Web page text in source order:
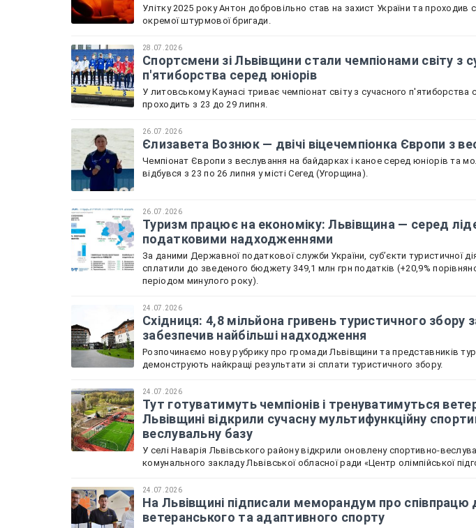
Улітку 2025 року Антон добровільно став на захист України та проходив
окремої штурмової бригади.
28.07.2026
Спортсмени зі Львівщини стали чемпіонами світу з
п'ятиборства серед юніорів
У литовському Каунасі триває чемпіонат світу з сучасного п'ятиборства
проходить з 23 до 29 липня.
26.07.2026
Єлизавета Вознюк — двічі віцечемпіонка Європи з
Чемпіонат Європи з веслування на байдарках і каное серед юніорів та
відбувся з 23 по 26 липня у місті Сегед (Угорщина).
26.07.2026
Туризм працює на економіку: Львівщина — серед
податковими надходженнями
За даними Державної податкової служби України, суб’єкти туристичної
сплатили до зведеного бюджету 349,1 млн грн податків (+20,9%
періодом минулого року).
24.07.2026
Східниця: 4,8 мільйона гривень туристичного збору
забезпечив найбільші надходження
Розпочинаємо нову рубрику про громади Львівщини та представників
демонструють найкращі результати зі сплати туристичного збору.
24.07.2026
Тут готуватимуть чемпіонів і тренуватимуться
Львівщині відкрили сучасну мультифункційну
веслувальну базу
У селі Наварія Львівського району відкрили оновлену спортивно-
комунального закладу Львівської обласної ради «Центр олімпійської
24.07.2026
На Львівщині підписали меморандум про співпрацю
ветеранського та адаптивного спорту